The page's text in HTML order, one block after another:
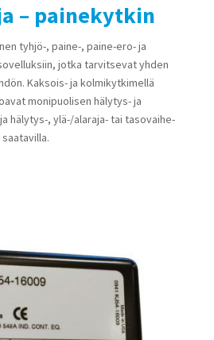
– painekytkin
tyhjö-, paine-, paine-ero- ja
jotka tarvitsevat yhden
Kaksois- ja kolmikytkimellä
monipuolisen hälytys- ja
hälytys-, ylä-/alaraja- tai tasovaihe-